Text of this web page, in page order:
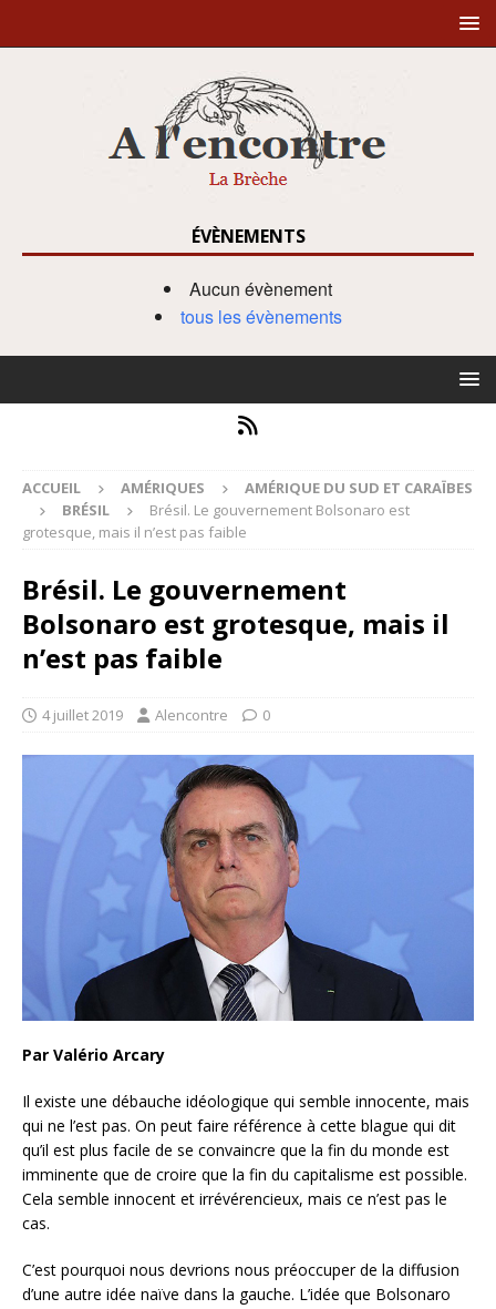
ÉVÈNEMENTS
Aucun évènement
tous les évènements
ACCUEIL AMÉRIQUES
AMÉRIQUE DU SUD ET CARAÏBES
BRÉSIL
Brésil. Le gouvernement Bolsonaro est
grotesque, mais il n’est pas faible
Brésil. Le gouvernement
Bolsonaro est grotesque, mais il
n’est pas faible
4 juillet 2019 Alencontre 0
Par Valério Arcary
Il existe une débauche idéologique qui semble innocente, mais
qui ne l’est pas. On peut faire référence à cette blague qui dit
qu’il est plus facile de se convaincre que la fin du monde est
imminente que de croire que la fin du capitalisme est possible.
Cela semble innocent et irrévérencieux, mais ce n’est pas le
cas.
C’est pourquoi nous devrions nous préoccuper de la diffusion
d’une autre idée naïve dans la gauche. L’idée que Bolsonaro